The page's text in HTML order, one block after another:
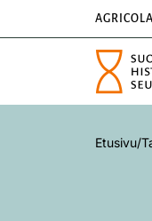
Etusivu/